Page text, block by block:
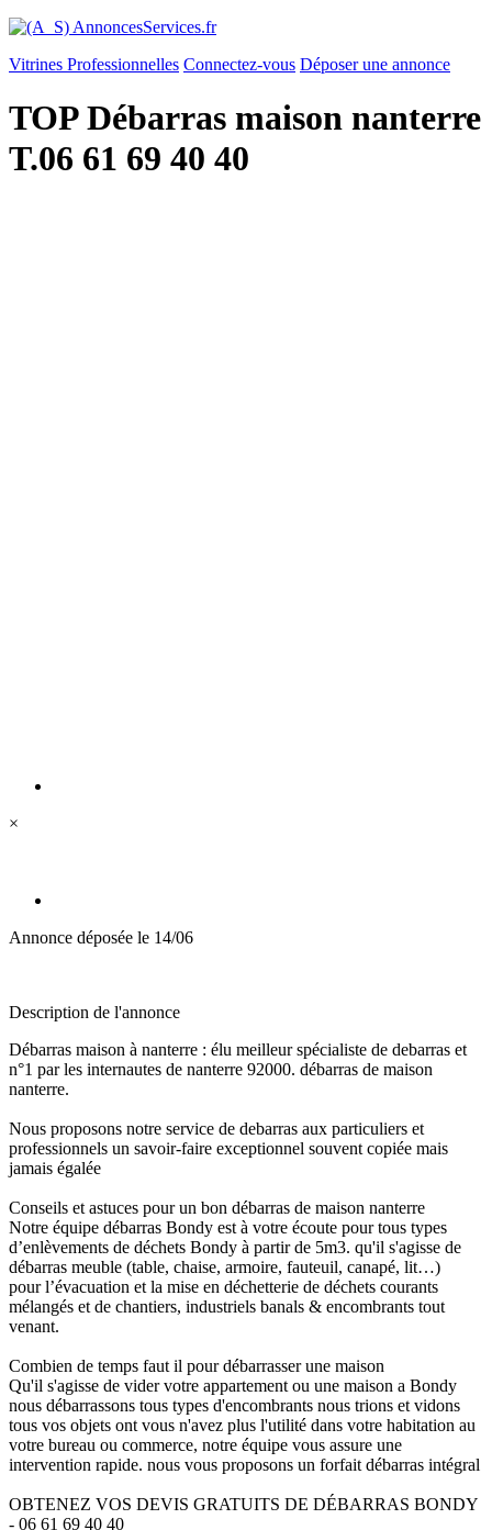
Vitrines Professionnelles Connectez-vous Déposer une annonce
TOP Débarras maison nanterre
T.06 61 69 40 40
×
Annonce déposée le 14/06
Description de l'annonce
Débarras maison à nanterre : élu meilleur spécialiste de debarras et
n°1 par les internautes de nanterre 92000. débarras de maison
nanterre.
Nous proposons notre service de debarras aux particuliers et
professionnels un savoir-faire exceptionnel souvent copiée mais
jamais égalée
Conseils et astuces pour un bon débarras de maison nanterre
Notre équipe débarras Bondy est à votre écoute pour tous types
d’enlèvements de déchets Bondy à partir de 5m3. qu'il s'agisse de
débarras meuble (table, chaise, armoire, fauteuil, canapé, lit…)
pour l’évacuation et la mise en déchetterie de déchets courants
mélangés et de chantiers, industriels banals & encombrants tout
venant.
Combien de temps faut il pour débarrasser une maison
Qu'il s'agisse de vider votre appartement ou une maison a Bondy
nous débarrassons tous types d'encombrants nous trions et vidons
tous vos objets ont vous n'avez plus l'utilité dans votre habitation au
votre bureau ou commerce, notre équipe vous assure une
intervention rapide. nous vous proposons un forfait débarras intégral
OBTENEZ VOS DEVIS GRATUITS DE DÉBARRAS BONDY
- 06 61 69 40 40